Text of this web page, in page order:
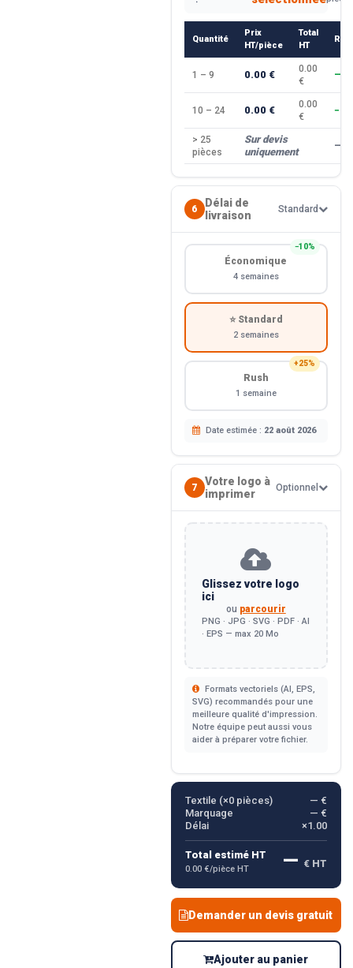
Quantité
Prix
HT/pièce
Total
HT
1 – 9 0.00 €
0.00
€
—
10 – 24 0.00 €
0.00
€
> 25
pièces
Sur devis
uniquement
—
6
Délai de
livraison
Standard
−10%
Économique
4 semaines
⭐ Standard
2 semaines
+25%
Rush
1 semaine
Date estimée : 22 août 2026
7
Votre logo à
imprimer
Optionnel
Glissez votre logo
ici
ou parcourir
PNG · JPG · SVG · PDF · AI
· EPS — max 20 Mo
Formats vectoriels (AI, EPS,
SVG) recommandés pour une
meilleure qualité d'impression.
Notre équipe peut aussi vous
aider à préparer votre fichier.
Textile (×0pièces)
— €
Marquage
— €
Délai
×1.00
Total estimé HT
0.00 €/pièce HT — € HT
Demander un devis gratuit
Ajouter au panier